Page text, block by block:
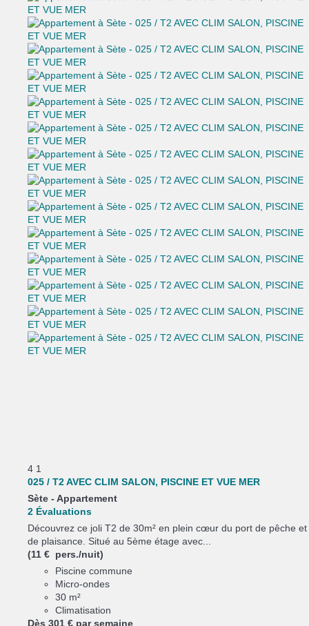
4 1
025 / T2 AVEC CLIM SALON, PISCINE ET VUE MER
Sète - Appartement
2 Évaluations
Découvrez ce joli T2 de 30m² en plein cœur du port de pêche et
de plaisance. Situé au 5ème étage avec...
(11 € pers./nuit)
Piscine commune
Micro-ondes
30 m²
Climatisation
Dès 301 € par semaine